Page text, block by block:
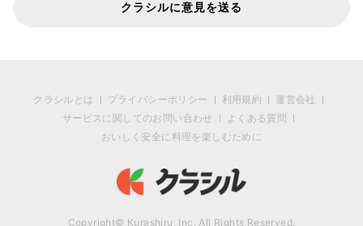
クラシルに意見を送る
クラシルとは プライバシーポリシー 利用規約
運営会社
サービスに関してのお問い合わせ
よくある質問
おいしく安全に料理を楽しむために
Copyright© Kurashiru, Inc. All Rights Reserved.